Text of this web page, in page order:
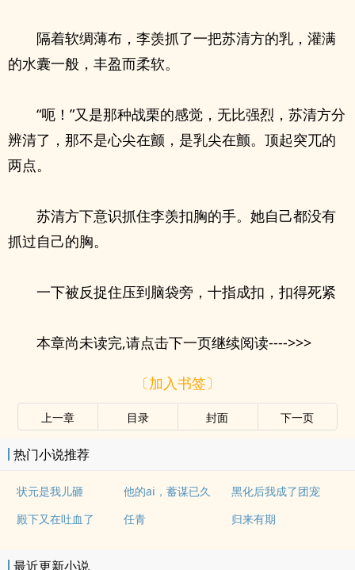
隔着软绸薄布，李羡抓了一把苏清方的乳，灌满
的水囊一般，丰盈而柔软。
“呃！”又是那种战栗的感觉，无比强烈，苏清方分
辨清了，那不是心尖在颤，是乳尖在颤。顶起突兀的
两点。
苏清方下意识抓住李羡扣胸的手。她自己都没有
抓过自己的胸。
一下被反捉住压到脑袋旁，十指成扣，扣得死紧
本章尚未读完,请点击下一页继续阅读---->>>
〔加入书签〕
上一章 目录 封面 下一页
热门小说推荐
状元是我儿砸 他的ai，蓄谋已久
黑化后我成了团宠
殿下又在吐血了
任青 归来有期
最近更新小说